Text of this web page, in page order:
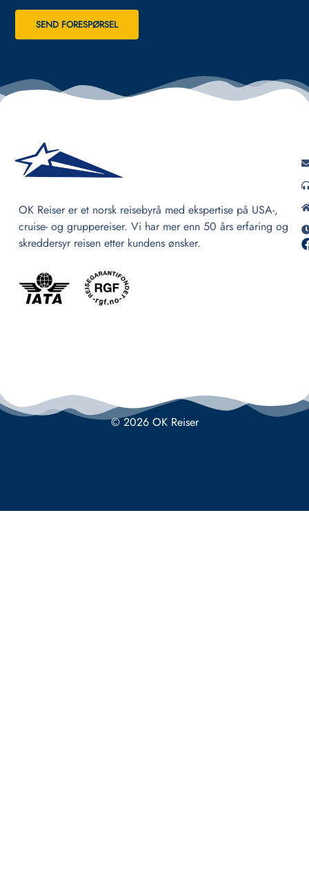
SEND FORESPØRSEL
OK Reiser er et norsk reisebyrå med ekspertise på USA-,
cruise- og gruppereiser. Vi har mer enn 50 års erfaring og
skreddersyr reisen etter kundens ønsker.
© 2026 OK Reiser